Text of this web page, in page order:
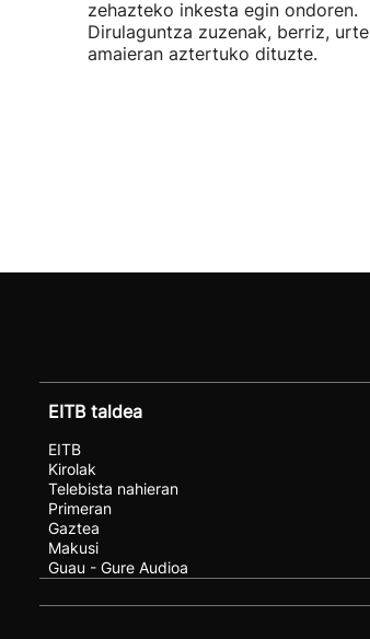
zehazteko inkesta egin ondoren.
Dirulaguntza zuzenak, berriz, urte
amaieran aztertuko dituzte.
EITB taldea
EITB
Kirolak
Telebista nahieran
Primeran
Gaztea
Makusi
Guau - Gure Audioa